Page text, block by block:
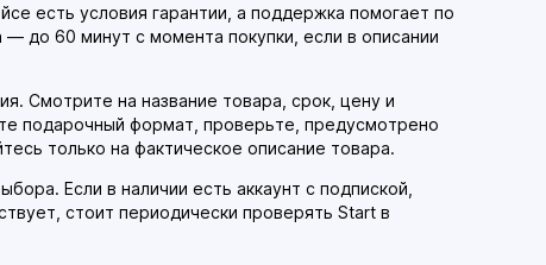
есть условия гарантии, а поддержка помогает по
до 60 минут с момента покупки, если в описании
Смотрите на название товара, срок, цену и
подарочный формат, проверьте, предусмотрено
только на фактическое описание товара.
Если в наличии есть аккаунт с подпиской,
стоит периодически проверять Start в